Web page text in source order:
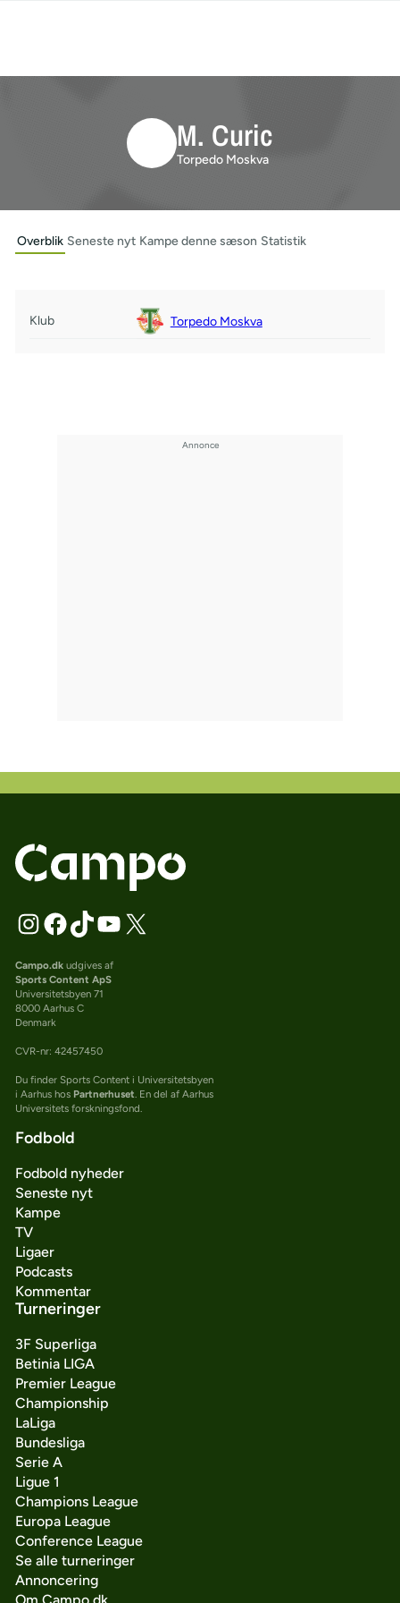
M. Curic
Torpedo Moskva
Overblik Seneste nyt Kampe denne sæson Statistik
Klub Torpedo Moskva
Campo.dkudgives af
Sports Content ApS
Universitetsbyen 71
8000 Aarhus C
Denmark
CVR-nr: 42457450
Du finder Sports Content i Universitetsbyen
i Aarhus hos Partnerhuset. En del af Aarhus
Universitets forskningsfond.
Fodbold
Fodbold nyheder
Seneste nyt
Kampe
TV
Ligaer
Podcasts
Kommentar
Turneringer
3F Superliga
Betinia LIGA
Premier League
Championship
LaLiga
Bundesliga
Serie A
Ligue 1
Champions League
Europa League
Conference League
Se alle turneringer
Annoncering